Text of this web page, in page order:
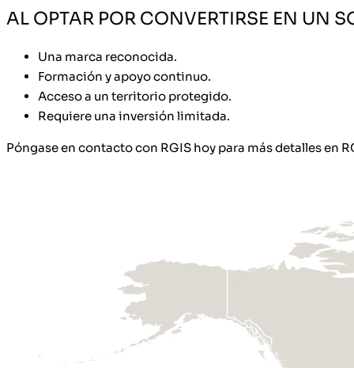
AL OPTAR POR CONVERTIRSE EN UN
Una marca reconocida.
Formación y apoyo continuo.
Acceso a un territorio protegido.
Requiere una inversión limitada.
Póngase en contacto con RGIS hoy para más detalles en